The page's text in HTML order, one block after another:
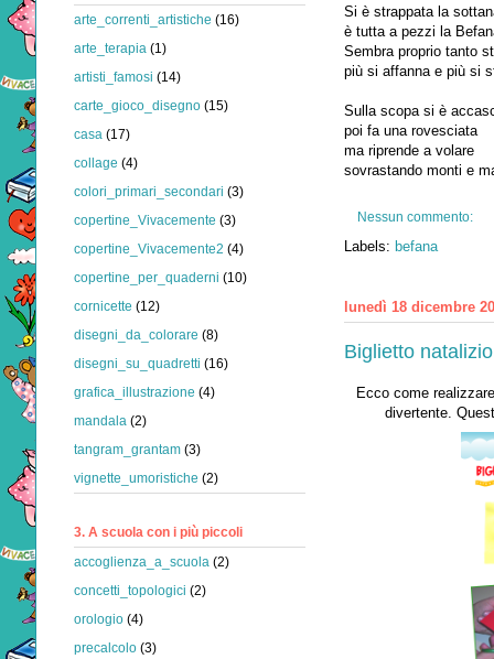
Si è strappata la
è tutta a pezzi la
Sembra proprio tanto
più si affanna e più si
Sulla scopa si è
poi fa una rovesciata
ma riprende a volare
sovrastando monti e
Nessun commento:
Labels: befana
lunedì 18 dicembre
Biglietto
Ecco come
divertente.
arte_correnti_artistiche (16)
arte_terapia (1)
artisti_famosi (14)
carte_gioco_disegno (15)
casa (17)
collage (4)
colori_primari_secondari (3)
copertine_Vivacemente (3)
copertine_Vivacemente2 (4)
copertine_per_quaderni (10)
cornicette (12)
disegni_da_colorare (8)
disegni_su_quadretti (16)
grafica_illustrazione (4)
mandala (2)
tangram_grantam (3)
vignette_umoristiche (2)
3. A scuola con i più piccoli
accoglienza_a_scuola (2)
concetti_topologici (2)
orologio (4)
precalcolo (3)